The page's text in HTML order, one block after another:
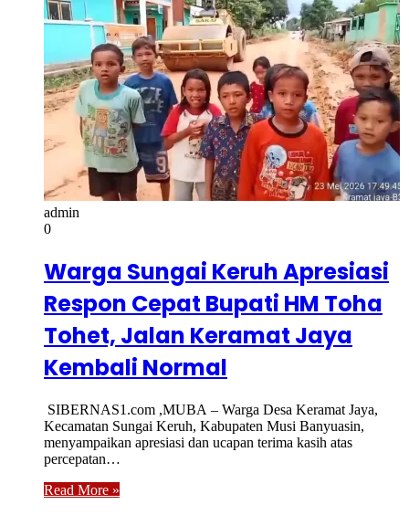
admin
0
Warga Sungai Keruh Apresiasi
Respon Cepat Bupati HM Toha
Tohet, Jalan Keramat Jaya
Kembali Normal
SIBERNAS1.com ,MUBA – Warga Desa Keramat Jaya,
Kecamatan Sungai Keruh, Kabupaten Musi Banyuasin,
menyampaikan apresiasi dan ucapan terima kasih atas
percepatan…
Read More »